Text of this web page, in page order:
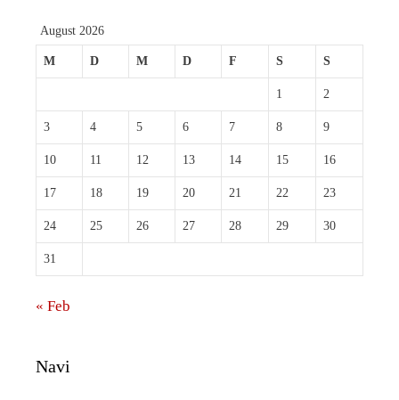
August 2026
M D M D F S S
1 2
3 4 5 6 7 8 9
10 11 12 13 14 15 16
17 18 19 20 21 22 23
24 25 26 27 28 29 30
31
« Feb
Navi